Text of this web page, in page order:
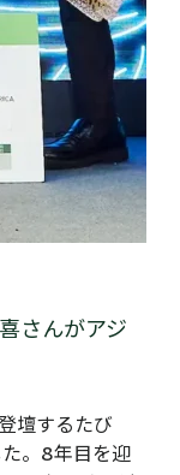
さんがアジ
壇するたび
。8年目を迎